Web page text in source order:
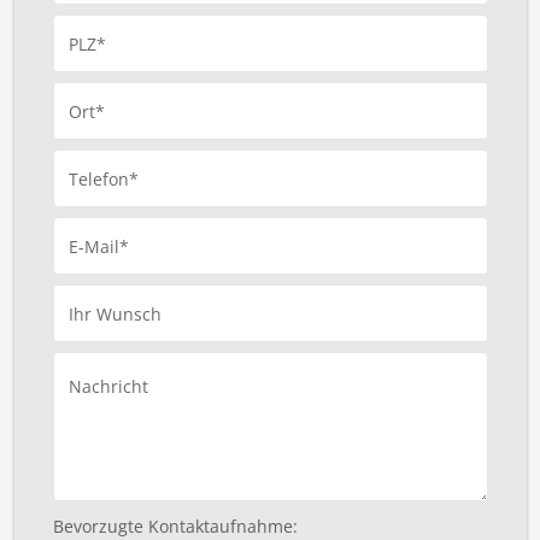
PLZ*
Ort*
Telefon*
E-Mail*
Ihr Wunsch
Nachricht
Bevorzugte Kontaktaufnahme: